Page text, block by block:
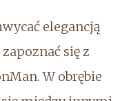
elegancją
się z
W obrębie